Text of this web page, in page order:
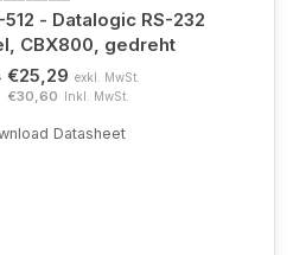
512 - Datalogic RS-232
CBX800, gedreht
€25,29 exkl. MwSt.
€30,60 Inkl. MwSt.
Datasheet